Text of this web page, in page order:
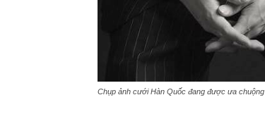
Chụp ảnh cưới Hàn Quốc đang được ưa chuộng